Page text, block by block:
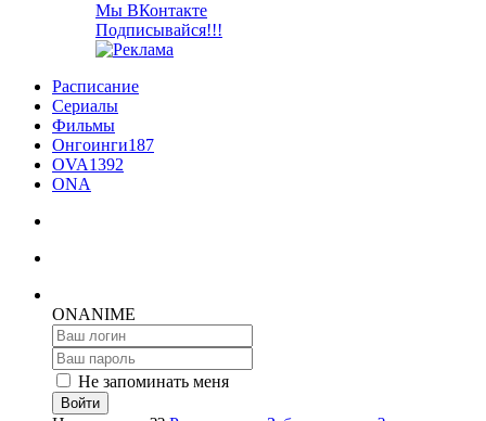
Мы ВКонтакте
Подписывайся!!!
Расписание
Сериалы
Фильмы
Онгоинги187
OVA1392
ONA
ONANIME
Не запоминать меня
Войти